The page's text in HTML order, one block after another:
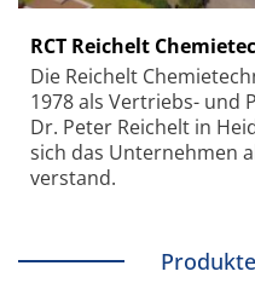
RCT Reichelt
Die Reichelt
1978 als Vertriebs- und
Dr. Peter Reichelt in
sich das Unternehmen
verstand.